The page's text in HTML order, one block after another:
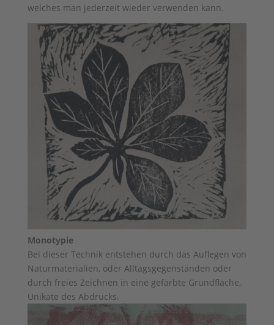
welches man jederzeit wieder verwenden kann.
Monotypie
Bei dieser Technik entstehen durch das Auflegen von
Naturmaterialien, oder Alltagsgegenständen oder
durch freies Zeichnen in eine gefärbte Grundfläche,
Unikate des Abdrucks.